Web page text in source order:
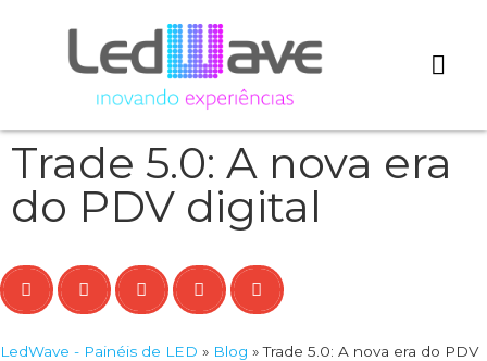
Trade 5.0: A nova era
do PDV digital
LedWave - Painéis de LED » Blog »Trade 5.0: A nova era do PDV